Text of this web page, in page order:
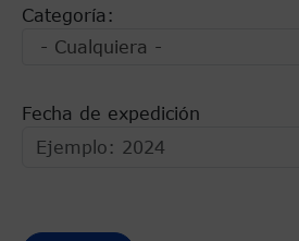
Categoría:
Fecha de expedición